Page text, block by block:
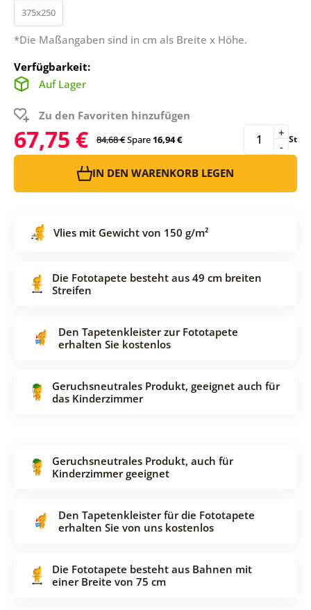
375x250
*Die Maßangaben sind in cm als Breite x Höhe.
Verfügbarkeit:
Auf Lager
Zu den Favoriten hinzufügen
67,75 € 84,68 €Spare16,94 € -
+ St
IN DEN WARENKORB LEGEN
Vlies mit Gewicht von 150 g/m²
Die Fototapete besteht aus 49 cm breiten
Streifen
Den Tapetenkleister zur Fototapete
erhalten Sie kostenlos
Geruchsneutrales Produkt, geeignet auch für
das Kinderzimmer
Geruchsneutrales Produkt, auch für
Kinderzimmer geeignet
Den Tapetenkleister für die Fototapete
erhalten Sie von uns kostenlos
Die Fototapete besteht aus Bahnen mit
einer Breite von 75 cm